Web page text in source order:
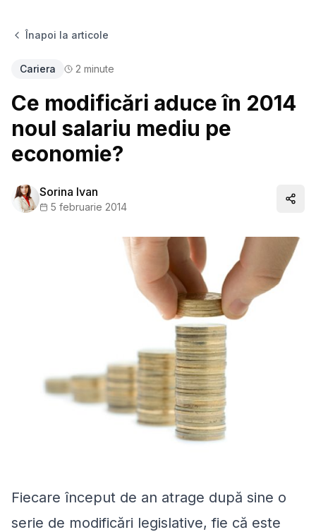
Înapoi la articole
Cariera 2 minute
Ce modificări aduce în 2014
noul salariu mediu pe
economie?
Sorina Ivan
5 februarie 2014
Fiecare început de an atrage după sine o
serie de modificări legislative, fie că este